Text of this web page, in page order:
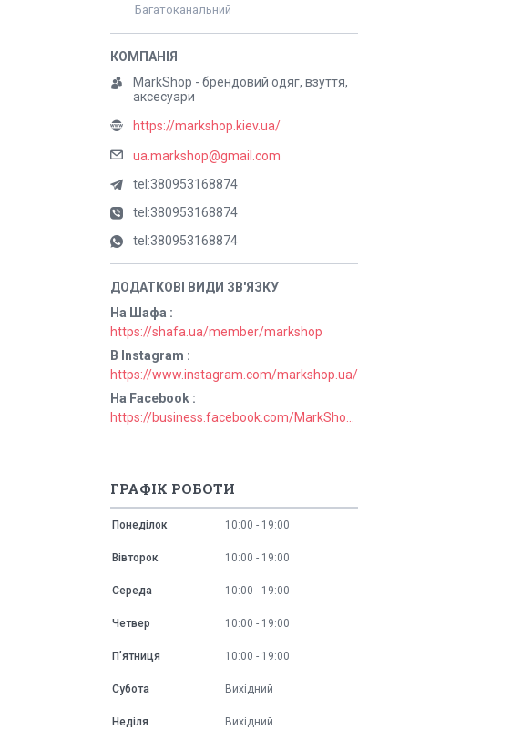
Багатоканальний
MarkShop - брендовий одяг, взуття,
аксесуари
https://markshop.kiev.ua/
ua.markshop@gmail.com
tel:380953168874
tel:380953168874
tel:380953168874
На Шафа
https://shafa.ua/member/markshop
В Instagram
https://www.instagram.com/markshop.ua/
На Facebook
ГРАФІК РОБОТИ
Понеділок 10:00 19:00
Вівторок 10:00 19:00
Середа 10:00 19:00
Четвер 10:00 19:00
Пʼятниця 10:00 19:00
Субота Вихідний
Неділя Вихідний